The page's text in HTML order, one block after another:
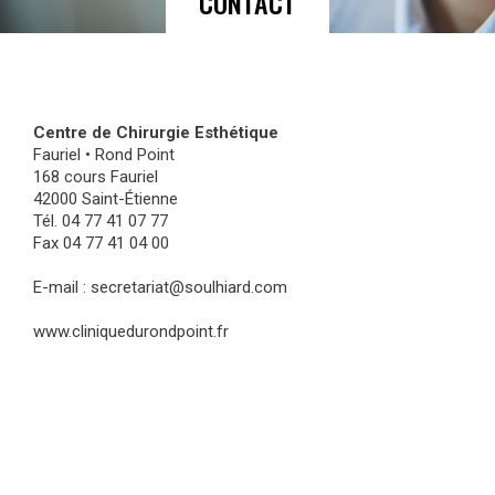
Centre de Chirurgie Esthétique
Fauriel • Rond Point
168 cours Fauriel
42000 Saint-Étienne
Tél. 04 77 41 07 77
Fax 04 77 41 04 00
E-mail : secretariat@soulhiard.com
www.cliniquedurondpoint.fr